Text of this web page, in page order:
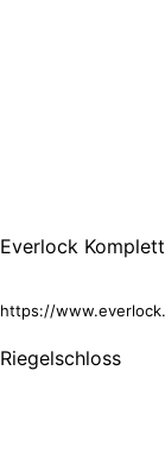
Everlock
https://
Riegelschloss